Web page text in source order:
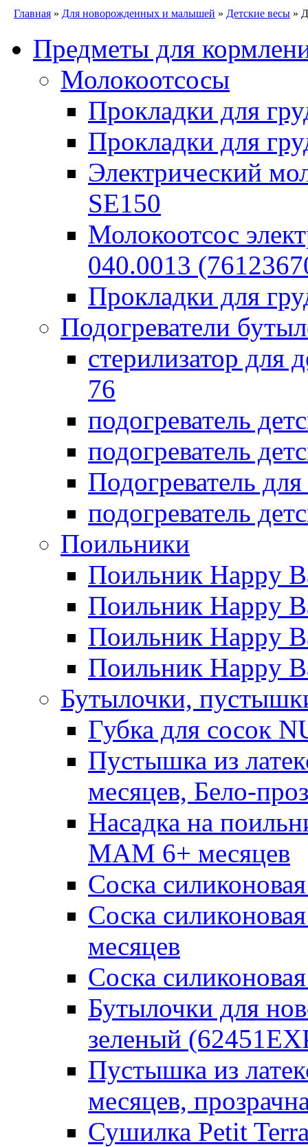
Главная » Для новорожденных и малышей » Детские весы »
Предметы для
Молокоотсосы
Прокладки для
Прокладки для
Электрический
SE150
Молокоотсос
040.0013
Прокладки для
Подогреватели
стерилизатор для
76
подогреватель
подогреватель
Подогреватель
подогреватель
Поильники
Поильник Happy
Поильник Happy
Поильник Happy
Поильник Happy
Бутылочки,
Губка для сосок
Пустышка из
месяцев, Бело-
Насадка на
MAM 6+ месяцев
Соска
Соска
месяцев
Соска
Бутылочки для
зеленый
Пустышка из
месяцев,
Сушилка Petit